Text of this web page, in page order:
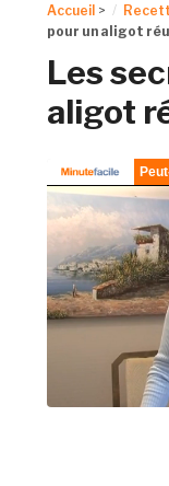
Accueil >
pour un aligot
Les
aligot